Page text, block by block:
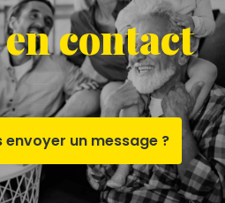
contact
envoyer un message ?